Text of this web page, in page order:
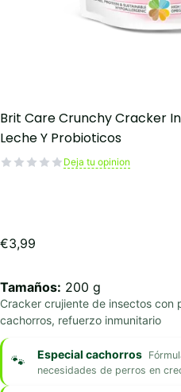
Brit Care Crunchy Cracker
Leche Y Probioticos
Deja tu opinion
€3,99
Tamaños: 200 g
Cracker crujiente de insectos con
cachorros, refuerzo inmunitario
Especial cachorros
necesidades de perros en